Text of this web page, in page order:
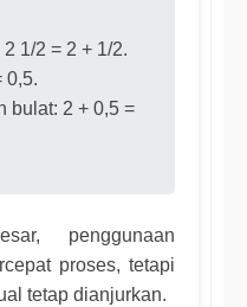
1/2 = 2 + 1/2.
0,5.
bulat: 2 + 0,5 =
penggunaan
proses, tetapi
tetap dianjurkan.